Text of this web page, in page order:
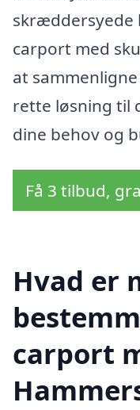
skræddersyede
carport med
at
rette løsning til
dine behov og
Få 3 tilbud,
Hvad er
carport